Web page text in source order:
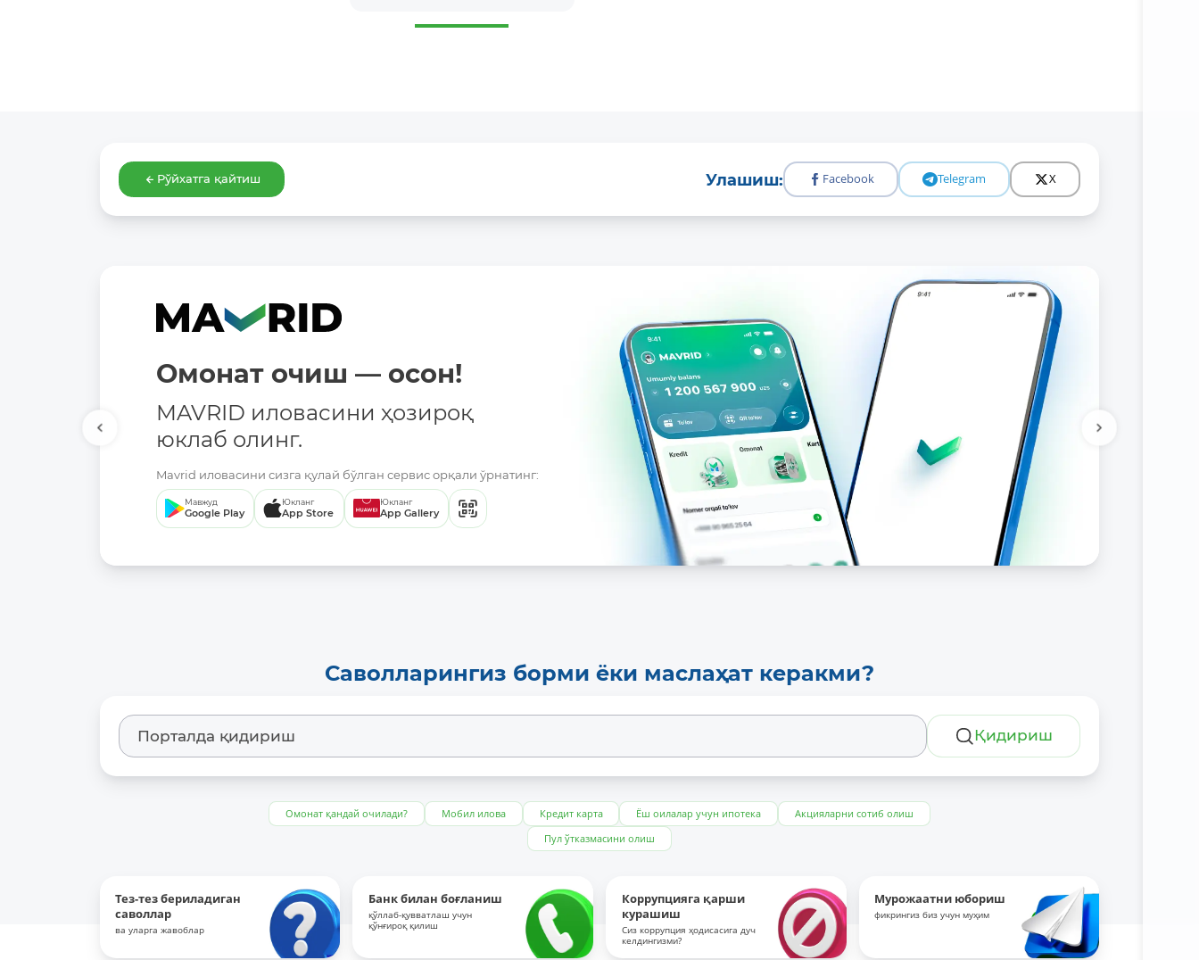
Рўйхатга қайтиш Улашиш: Facebook Telegram X
Омонат очиш — осон!
MAVRID иловасини ҳозироқ
юклаб олинг.
Mavrid иловасини сизга қулай бўлган сервис орқали ўрнатинг:
Мавжуд
Google Play
Юкланг
App Store
Юкланг
App Gallery
Саволларингиз борми ёки маслаҳат керакми?
Қидириш
Омонат қандай очилади? Мобил илова Кредит карта Ёш оилалар учун ипотека
Акцияларни сотиб олиш
Пул ўтказмасини олиш
Тез-тез бериладиган
саволлар
ва уларга жавоблар
Банк билан боғланиш
қўллаб-қувватлаш учун
қўнғироқ қилиш
Коррупцияга қарши
курашиш
Сиз коррупция ҳодисасига дуч
келдингизми?
Мурожаатни юбориш
фикрингиз биз учун муҳим